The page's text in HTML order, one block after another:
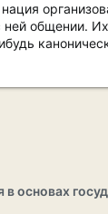
общении.